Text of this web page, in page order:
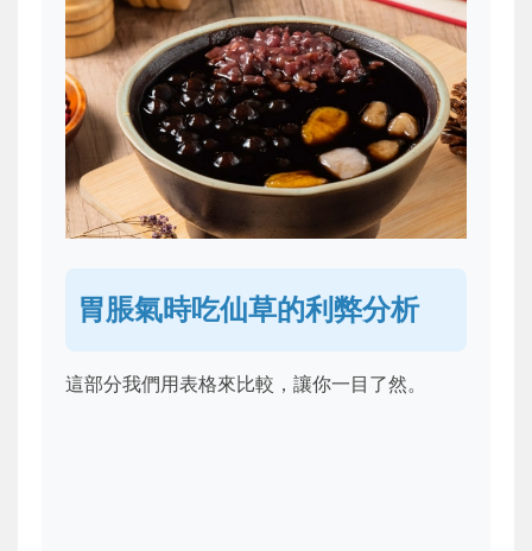
胃脹氣時吃仙草的利弊分析
這部分我們用表格來比較，讓你一目了然。